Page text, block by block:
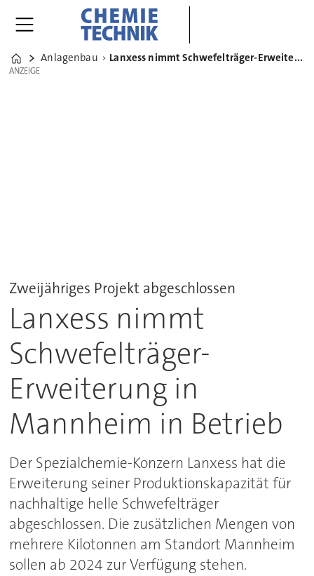
Home
Anlagenbau Lanxess nimmt Schwefelträger-Erweiterung in Mannheim in Betrieb
ANZEIGE
ANZEIGE
Zweijähriges Projekt abgeschlossen
Lanxess nimmt
Schwefelträger-
Erweiterung in
Mannheim in Betrieb
Der Spezialchemie-Konzern Lanxess hat die
Erweiterung seiner Produktionskapazität für
nachhaltige helle Schwefelträger
abgeschlossen. Die zusätzlichen Mengen von
mehrere Kilotonnen am Standort Mannheim
sollen ab 2024 zur Verfügung stehen.